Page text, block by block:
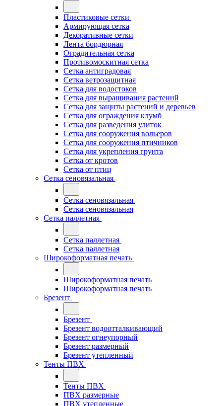
Пластиковые сетки
Армирующая сетка
Декоративные сетки
Лента бордюрная
Оградительная сетка
Противомоскитная сетка
Сетка антиградовая
Сетка ветрозащитная
Сетка для водостоков
Сетка для выращивания растений
Сетка для защиты растений и деревьев
Сетка для ограждения клумб
Сетка для разведения улиток
Сетка для сооружения вольеров
Сетка для сооружения птичников
Сетка для укрепления грунта
Сетка от кротов
Сетка от птиц
Сетка сеновязальная
Сетка сеновязальная
Сетка сеновязальная
Сетка паллетная
Сетка паллетная
Сетка паллетная
Широкоформатная печать
Широкоформатная печать
Широкоформатная печать
Брезент
Брезент
Брезент водоотталкивающий
Брезент огнеупорный
Брезент размерный
Брезент утепленный
Тенты ПВХ
Тенты ПВХ
ПВХ размерные
ПВХ утепленные